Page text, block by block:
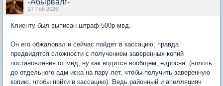
-Абырвалг-
27 Feb 2026
Клиенту был выписан штраф 500р мвд.
Он его обжаловал и сейчас пойдет в кассацию, правда
предвидятся сложности с получением заверенных копий
постановления от мвд, ну как водится вообщем, едросня. (вплоть
до отдельного адм иска на пару лет, чтобы получить заверенную
копию, чтобы пойти в кассацию). Ведь районный и апелляцияч